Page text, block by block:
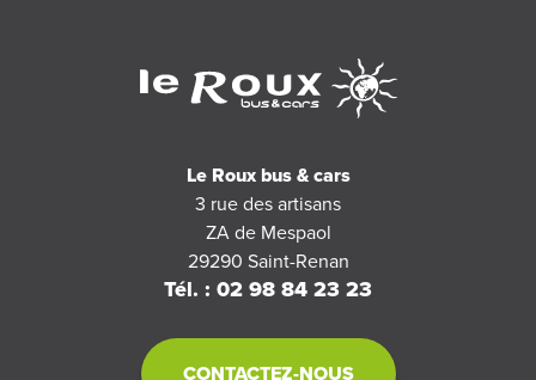
Le Roux bus & cars
3 rue des artisans
ZA de Mespaol
29290 Saint-Renan
Tél. : 02 98 84 23 23
CONTACTEZ-NOUS